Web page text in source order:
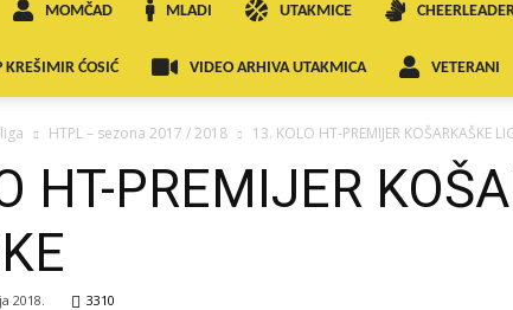
MOMČAD MLADI UTAKMICE
KREŠIMIR ĆOSIĆ VIDEO ARHIVA UTAKMICA VETERANI
HTPL – sezona 2017 / 2018 13. KOLO HT-PREMIJER KOŠARKAŠKE
HT-PREMIJER
2018. 3310